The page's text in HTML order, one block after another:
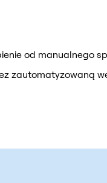
od manualnego
zautomatyzowaną